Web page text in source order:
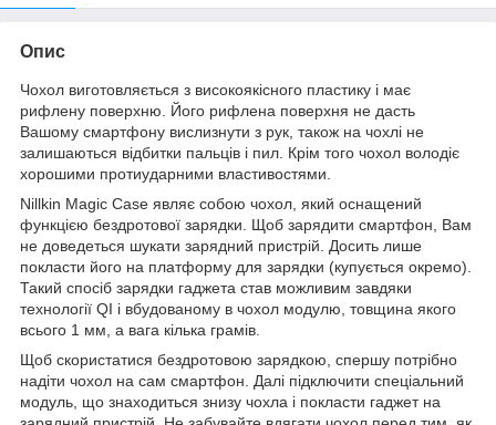
Опис
Чохол виготовляється з високоякісного пластику і має
рифлену поверхню. Його рифлена поверхня не дасть
Вашому смартфону вислизнути з рук, також на чохлі не
залишаються відбитки пальців і пил. Крім того чохол володіє
хорошими протиударними властивостями.
Nillkin Magic Case являє собою чохол, який оснащений
функцією бездротової зарядки. Щоб зарядити смартфон, Вам
не доведеться шукати зарядний пристрій. Досить лише
покласти його на платформу для зарядки (купується окремо).
Такий спосіб зарядки гаджета став можливим завдяки
технології QI і вбудованому в чохол модулю, товщина якого
всього 1 мм, а вага кілька грамів.
Щоб скористатися бездротовою зарядкою, спершу потрібно
надіти чохол на сам смартфон. Далі підключити спеціальний
модуль, що знаходиться знизу чохла і покласти гаджет на